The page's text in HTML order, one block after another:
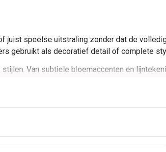
juist speelse uitstraling zonder dat de
gebruikt als decoratief detail of complete
Van subtiele bloemaccenten en
zoals personenauto’s, campers, caravans
meerdere delen van het voertuig.
als opvallende voertuigstyling.